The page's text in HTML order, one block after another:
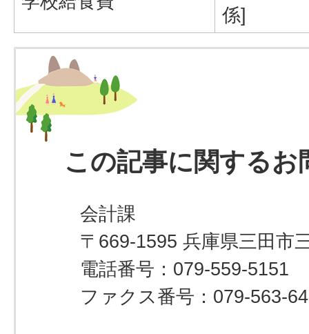
係]
この記事に関するお
会計課
〒669-1595 兵庫県三田市
電話番号：079-559-5151
ファクス番号：079-563-